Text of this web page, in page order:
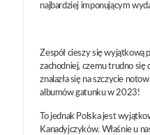
najbardziej imponującym
Zespół cieszy się wyjątkową
zachodniej, czemu trudno się
znalazła się na szczycie
albumów gatunku w 2023!
To jednak Polska jest
Kanadyjczyków. Właśnie u